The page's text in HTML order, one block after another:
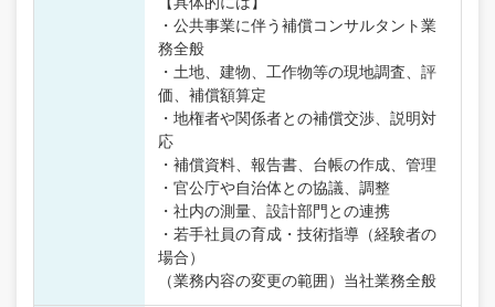
・公共事業に伴う補償コンサルタント業
務全般
・土地、建物、工作物等の現地調査、評
価、補償額算定
・地権者や関係者との補償交渉、説明対
応
・補償資料、報告書、台帳の作成、管理
・官公庁や自治体との協議、調整
・社内の測量、設計部門との連携
・若手社員の育成・技術指導（経験者の
場合）
（業務内容の変更の範囲）当社業務全般